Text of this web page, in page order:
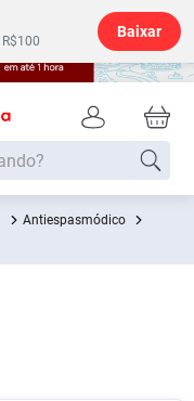
Baixar
Antiespasmódico